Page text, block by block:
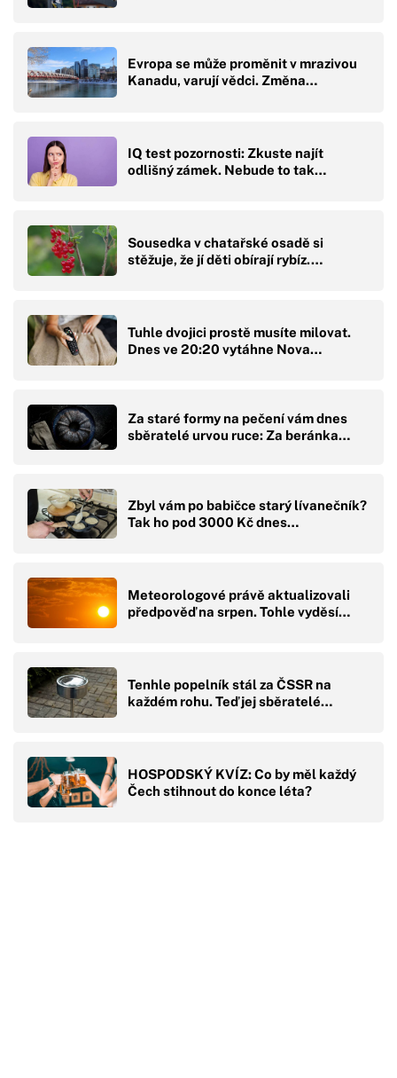
Evropa se může proměnit v mrazivou
Kanadu, varují vědci. Změna…
IQ test pozornosti: Zkuste najít
odlišný zámek. Nebude to tak…
Sousedka v chatařské osadě si
stěžuje, že jí děti obírají rybíz.…
Tuhle dvojici prostě musíte milovat.
Dnes ve 20:20 vytáhne Nova…
Za staré formy na pečení vám dnes
sběratelé urvou ruce: Za beránka…
Zbyl vám po babičce starý lívanečník?
Tak ho pod 3000 Kč dnes…
Meteorologové právě aktualizovali
předpověď na srpen. Tohle vyděsí…
Tenhle popelník stál za ČSSR na
každém rohu. Teď jej sběratelé…
HOSPODSKÝ KVÍZ: Co by měl každý
Čech stihnout do konce léta?